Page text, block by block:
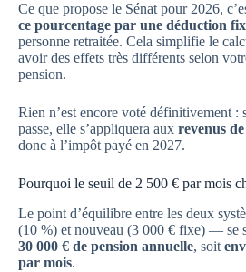
Ce que propose le Sénat pour 2026,
ce pourcentage par une déduction
personne retraitée. Cela simplifie le
avoir des effets très différents selon
pension.
Rien n’est encore voté définitivement :
passe, elle s’appliquera aux revenus
donc à l’impôt payé en 2027.
Pourquoi le seuil de 2 500 € par mois
Le point d’équilibre entre les deux
(10 %) et nouveau (3 000 € fixe) — se
30 000 € de pension annuelle, soit
par mois.